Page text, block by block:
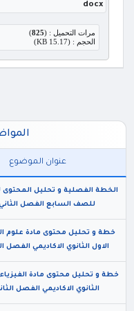
docx
مرات التحميل : (825
)
الحجم : (15.17 KB)
عنوان الموضوع
الخطة الفصلية و تحليل المحتوى
للصف السابع الفصل الثاني
خطة و تحليل محتوى مادة علوم
الاول الثانوي الاكاديمي الفصل
خطة و تحليل محتوى مادة
الثانوي الاكاديمي الفصل الثاني